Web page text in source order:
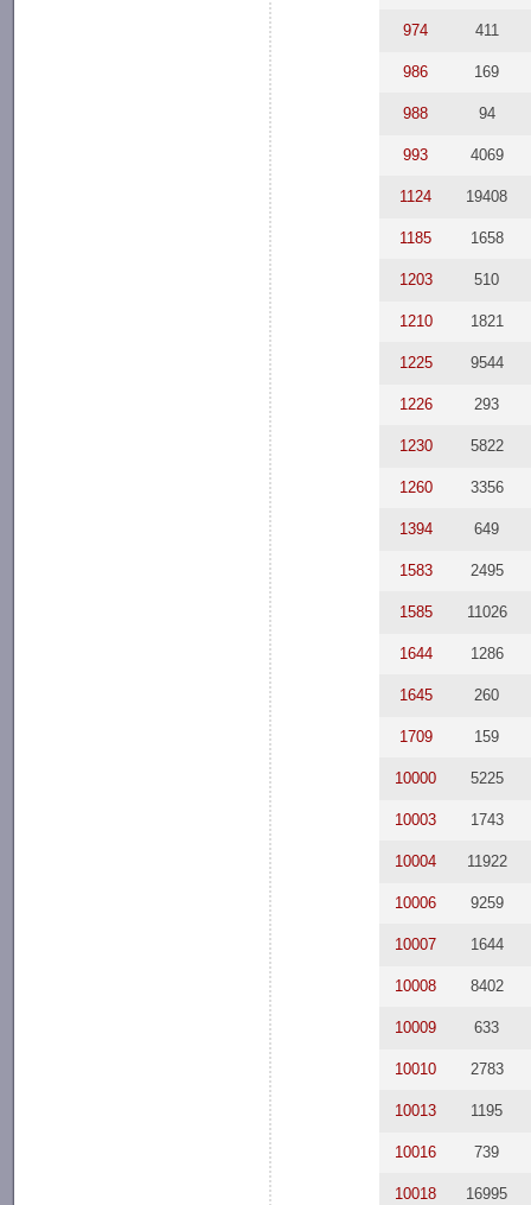
974 411
986 169
988 94
993 4069
1124 19408
1185 1658
1203 510
1210 1821
1225 9544
1226 293
1230 5822
1260 3356
1394 649
1583 2495
1585 11026
1644 1286
1645 260
1709 159
10000 5225
10003 1743
10004 11922
10006 9259
10007 1644
10008 8402
10009 633
10010 2783
10013 1195
10016 739
10018 16995